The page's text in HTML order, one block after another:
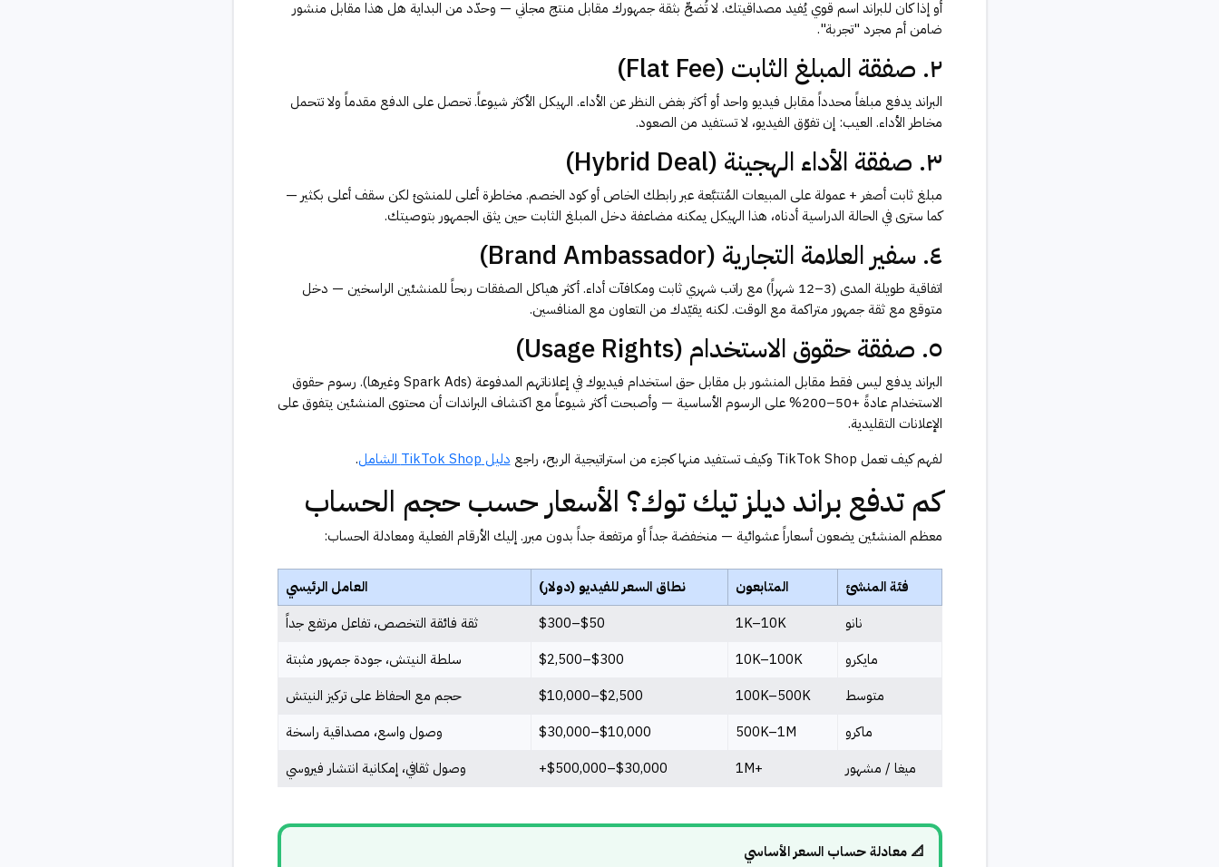
أو إذا كان للبراند اسم قوي يُفيد مصداقيتك. لا تُضحِّ بثقة جمهورك مقابل منتج مجاني — وحدّد من البداية هل هذا مقابل منشور
ضامن أم مجرد "تجربة".
٢. صفقة المبلغ الثابت (Flat Fee)
البراند يدفع مبلغاً محدداً مقابل فيديو واحد أو أكثر بغض النظر عن الأداء. الهيكل الأكثر شيوعاً. تحصل على الدفع مقدماً ولا تتحمل
مخاطر الأداء. العيب: إن تفوّق الفيديو، لا تستفيد من الصعود.
٣. صفقة الأداء الهجينة (Hybrid Deal)
مبلغ ثابت أصغر + عمولة على المبيعات المُتتبَّعة عبر رابطك الخاص أو كود الخصم. مخاطرة أعلى للمنشئ لكن سقف أعلى بكثير —
كما سترى في الحالة الدراسية أدناه، هذا الهيكل يمكنه مضاعفة دخل المبلغ الثابت حين يثق الجمهور بتوصيتك.
٤. سفير العلامة التجارية (Brand Ambassador)
اتفاقية طويلة المدى (3–12 شهراً) مع راتب شهري ثابت ومكافآت أداء. أكثر هياكل الصفقات ربحاً للمنشئين الراسخين — دخل
متوقع مع ثقة جمهور متراكمة مع الوقت. لكنه يقيّدك من التعاون مع المنافسين.
٥. صفقة حقوق الاستخدام (Usage Rights)
البراند يدفع ليس فقط مقابل المنشور بل مقابل حق استخدام فيديوك في إعلاناتهم المدفوعة (Spark Ads وغيرها). رسوم حقوق
الاستخدام عادةً +50–200% على الرسوم الأساسية — وأصبحت أكثر شيوعاً مع اكتشاف البراندات أن محتوى المنشئين يتفوق على
الإعلانات التقليدية.
لفهم كيف تعمل TikTok Shop وكيف تستفيد منها كجزء من استراتيجية الربح، راجع
دليل TikTok Shop الشامل .
كم تدفع براند ديلز تيك توك؟ الأسعار حسب حجم الحساب
معظم المنشئين يضعون أسعاراً عشوائية — منخفضة جداً أو مرتفعة جداً بدون مبرر. إليك الأرقام الفعلية ومعادلة الحساب:
فئة المنشئ المتابعون نطاق السعر للفيديو (دولار)
العامل الرئيسي
نانو
1K–10K
$50–$300
ثقة فائقة التخصص، تفاعل مرتفع جداً
مايكرو
10K–100K
$300–$2,500
سلطة النيتش، جودة جمهور مثبتة
متوسط
100K–500K
$2,500–$10,000
حجم مع الحفاظ على تركيز النيتش
ماكرو
500K–1M
$10,000–$30,000
وصول واسع، مصداقية راسخة
ميغا / مشهور
+1M
$30,000–$500,000+ وصول ثقافي، إمكانية انتشار فيروسي
📐 معادلة حساب السعر الأساسي